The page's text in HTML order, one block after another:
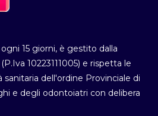
15 giorni, è gestito dalla
10223111005) e rispetta le
dell'ordine Provinciale di
e degli odontoiatri con delibera